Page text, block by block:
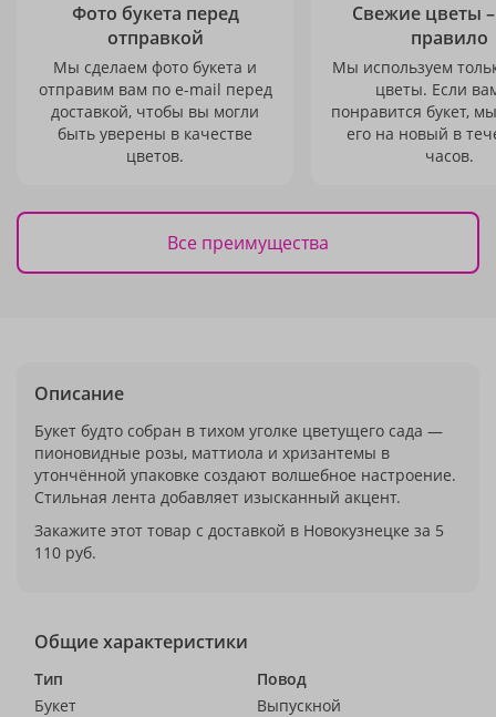
Фото букета перед
отправкой
Мы сделаем фото букета и
отправим вам по e-mail перед
доставкой, чтобы вы могли
быть уверены в качестве
цветов.
Свежие цветы
правило
Мы используем
цветы. Если
понравится букет,
его на новый в
часов.
Все преимущества
Описание
Букет будто собран в тихом уголке цветущего сада —
пионовидные розы, маттиола и хризантемы в
утончённой упаковке создают волшебное настроение.
Стильная лента добавляет изысканный акцент.
Закажите этот товар с доставкой в Новокузнецке за 5
110 руб.
Общие характеристики
Тип
Букет
Повод
Выпускной